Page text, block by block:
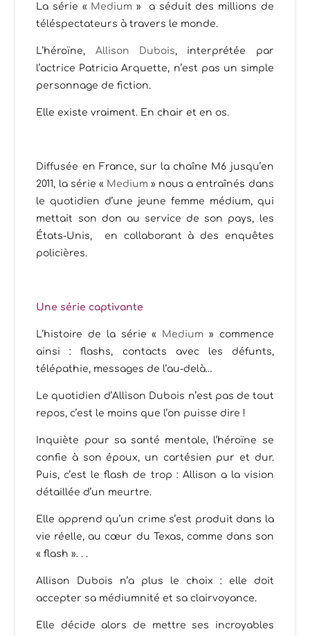
La série « Medium » a séduit des millions de
téléspectateurs à travers le monde.
L’héroïne, Allison Dubois, interprétée par
l’actrice Patricia Arquette, n’est pas un simple
personnage de fiction.
Elle existe vraiment. En chair et en os.
Diffusée en France, sur la chaîne M6 jusqu’en
2011, la série « Medium » nous a entraînés dans
le quotidien d’une jeune femme médium, qui
mettait son don au service de son pays, les
États-Unis, en collaborant à des enquêtes
policières.
Une série captivante
L’histoire de la série « Medium » commence
ainsi : flashs, contacts avec les défunts,
télépathie, messages de l’au-delà…
Le quotidien d’Allison Dubois n’est pas de tout
repos, c’est le moins que l’on puisse dire !
Inquiète pour sa santé mentale, l’héroïne se
confie à son époux, un cartésien pur et dur.
Puis, c’est le flash de trop : Allison a la vision
détaillée d’un meurtre.
Elle apprend qu’un crime s’est produit dans la
vie réelle, au cœur du Texas, comme dans son
« flash ». . .
Allison Dubois n’a plus le choix : elle doit
accepter sa médiumnité et sa clairvoyance.
Elle décide alors de mettre ses incroyables